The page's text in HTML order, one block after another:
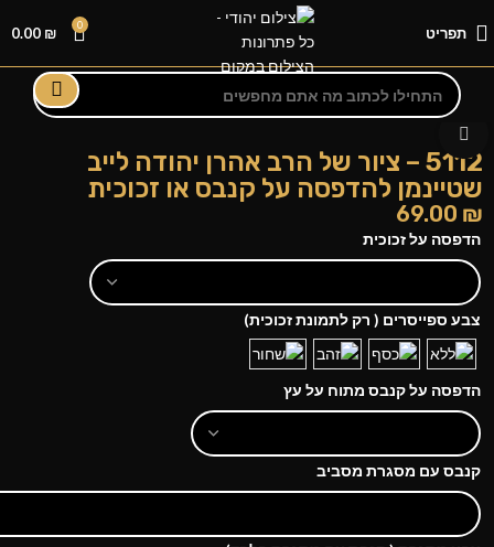
תפריט 0
0.00 ₪
5112 – ציור של הרב אהרן יהודה לייב
שטיינמן להדפסה על קנבס או זכוכית
69.00 ₪
הדפסה על זכוכית
צבע ספייסרים ( רק לתמונת זכוכית)
הדפסה על קנבס מתוח על עץ
קנבס עם מסגרת מסביב